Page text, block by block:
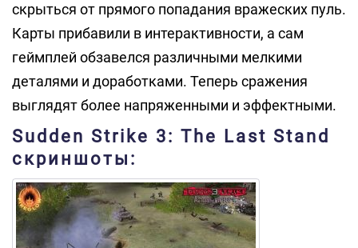
скрыться от прямого попадания вражеских пуль.
Карты прибавили в интерактивности, а сам
геймплей обзавелся различными мелкими
деталями и доработками. Теперь сражения
выглядят более напряженными и эффектными.
Sudden Strike 3: The Last Stand
скриншоты: